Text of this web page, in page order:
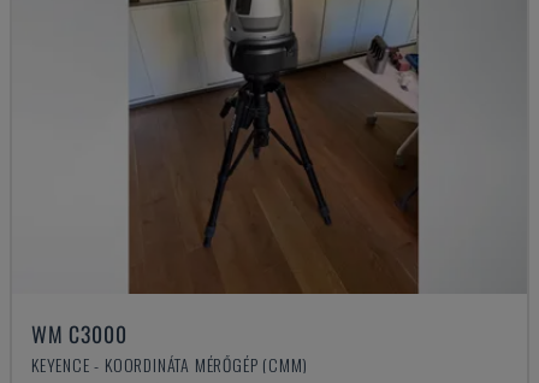
WM C3000
KEYENCE - KOORDINÁTA MÉRŐGÉP (CMM)